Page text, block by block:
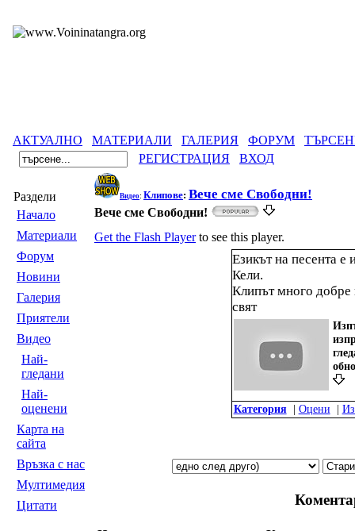
АКТУАЛНО МАТЕРИАЛИ ГАЛЕРИЯ ФОРУМ
РЕГИСТРАЦИЯ
ВХОД
Раздели
Началo
Материали
Форум
Новини
Галерия
Приятели
Видео
Най-
гледани
Най-
оценени
Карта на
сайта
Връзка с нас
Мултимедия
Цитати
Видео: Клипове: Вече сме Свободни!
Вече сме Свободни!
Get the Flash Playerto see this player.
Езикът на песента е
Кели.
Клипът много добре
свят
Категория| Оцени